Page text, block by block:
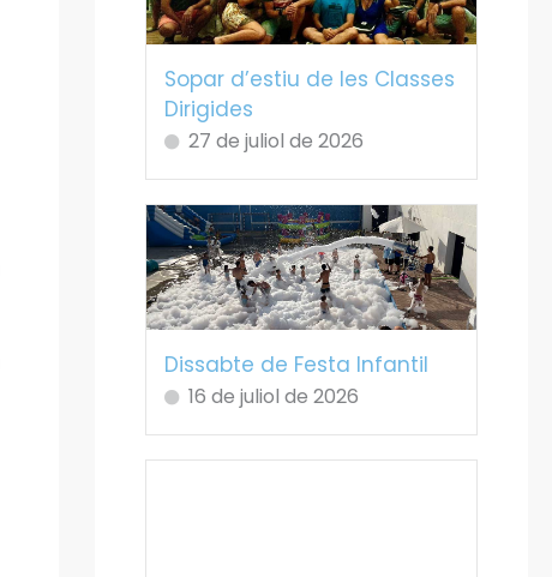
Sopar d’estiu de les Classes
Dirigides
27 de juliol de 2026
Dissabte de Festa Infantil
16 de juliol de 2026